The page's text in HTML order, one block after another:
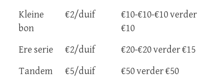
Kleine
bon
€2/duif
€10-€10-€10 verder
€10
Ere serie
€2/duif
€20-€20 verder €15
Tandem
€5/duif €50 verder €50